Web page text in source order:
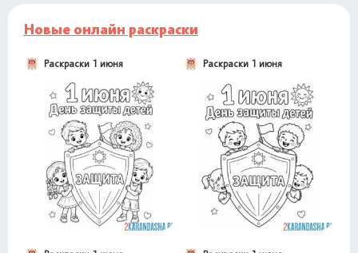
Новые онлайн раскраски
Раскраски 1 июня Раскраски 1 июня